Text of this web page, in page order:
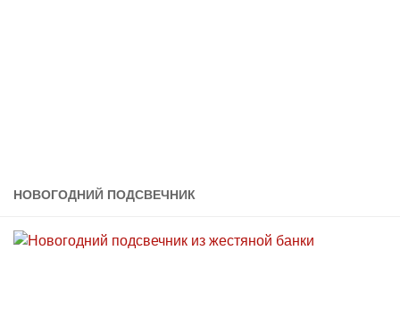
НОВОГОДНИЙ ПОДСВЕЧНИК